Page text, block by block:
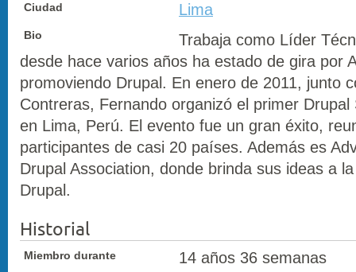
Ciudad Lima
Bio
Trabaja como Líder
desde hace varios años ha estado de gira por
promoviendo Drupal. En enero de 2011, junto
Contreras, Fernando organizó el primer Drupal
en Lima, Perú. El evento fue un gran éxito,
participantes de casi 20 países. Además es
Drupal Association, donde brinda sus ideas a
Drupal.
Historial
Miembro durante 14 años 36 semanas